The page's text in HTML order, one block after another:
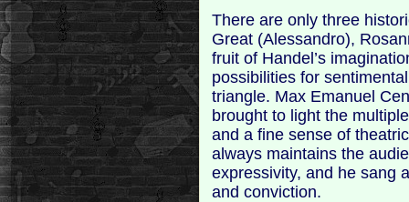
There are only three
Great (Alessandro),
fruit of Handel’s
possibilities for
triangle. Max Emanuel
brought to light the
and a fine sense of
always maintains the
expressivity, and he sang
and conviction.